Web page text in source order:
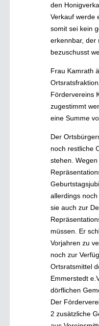
den
Verkauf werde
somit sei kein
erkennbar, der
bezuschusst
Frau Kamrath
Fördervereins
zugestimmt
eine Summe
Der
noch restliche
stehen.
allerdings
sie auch zur
müssen. Er
Vorjahren zu
noch zur
Ortsratsmittel
Emmerstedt
dörflichen
Der
2 zusätzliche